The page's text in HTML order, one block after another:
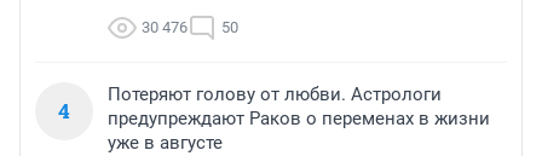
30 476 50
4
Потеряют голову от любви. Астрологи
предупреждают Раков о переменах в жизни
уже в августе